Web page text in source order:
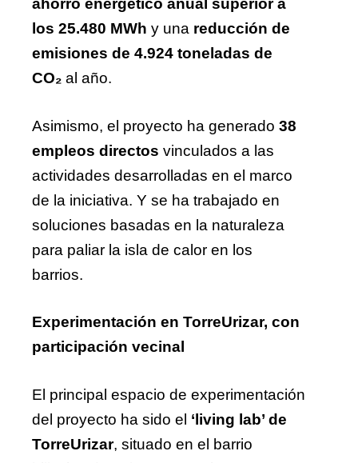
ahorro energético anual superior a
los 25.480 MWh y una reducción de
emisiones de 4.924 toneladas de
CO₂ al año.
Asimismo, el proyecto ha generado 38
empleos directos vinculados a las
actividades desarrolladas en el marco
de la iniciativa. Y se ha trabajado en
soluciones basadas en la naturaleza
para paliar la isla de calor en los
barrios.
Experimentación en TorreUrizar, con
participación vecinal
El principal espacio de experimentación
del proyecto ha sido el ‘living lab’ de
TorreUrizar, situado en el barrio